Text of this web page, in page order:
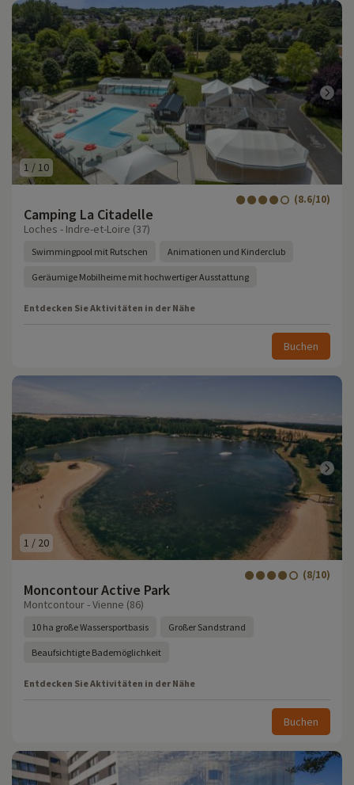
1 / 10
Camping La Citadelle
(8.6/10)
Loches - Indre-et-Loire (37)
Swimmingpool mit Rutschen Animationen und Kinderclub
Geräumige Mobilheime mit hochwertiger Ausstattung
Entdecken Sie Aktivitäten in der Nähe
Buchen
1 / 20
Moncontour Active Park
(8/10)
Montcontour - Vienne (86)
10 ha große Wassersportbasis Großer Sandstrand
Beaufsichtigte Bademöglichkeit
Entdecken Sie Aktivitäten in der Nähe
Buchen